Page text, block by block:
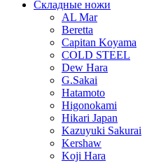
Складные ножи
AL Mar
Beretta
Capitan Koyama
COLD STEEL
Dew Hara
G.Sakai
Hatamoto
Higonokami
Hikari Japan
Kazuyuki Sakurai
Kershaw
Koji Hara